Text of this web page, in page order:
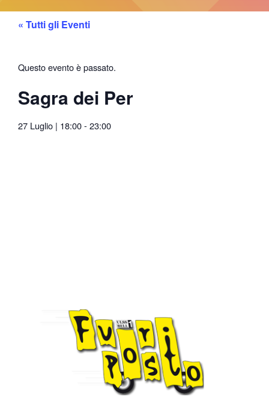
« Tutti gli Eventi
Questo evento è passato.
Sagra dei Per
27 Luglio | 18:00-23:00